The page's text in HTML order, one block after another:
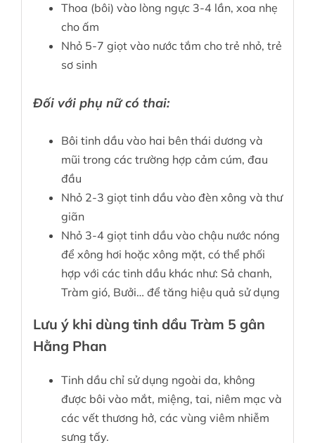
Thoa (bôi) vào lòng ngực 3-4 lần, xoa nhẹ
cho ấm
Nhỏ 5-7 giọt vào nước tắm cho trẻ nhỏ, trẻ
sơ sinh
Đối với phụ nữ có thai:
Bôi tinh dầu vào hai bên thái dương và
mũi trong các trường hợp cảm cúm, đau
đầu
Nhỏ 2-3 giọt tinh dầu vào đèn xông và thư
giãn
Nhỏ 3-4 giọt tinh dầu vào chậu nước nóng
để xông hơi hoặc xông mặt, có thể phối
hợp với các tinh dầu khác như: Sả chanh,
Tràm gió, Bưởi… để tăng hiệu quả sử dụng
Lưu ý khi dùng tinh dầu Tràm 5 gân
Hằng Phan
Tinh dầu chỉ sử dụng ngoài da, không
được bôi vào mắt, miệng, tai, niêm mạc và
các vết thương hở, các vùng viêm nhiễm
sưng tấy.